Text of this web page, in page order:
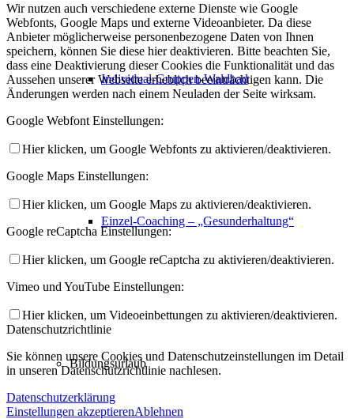
Individual-Gruppen-Waldbad
Einzel-Coaching – „Gesunderhaltung“
Bildungsurlaub
Wir nutzen auch verschiedene externe Dienste wie Google
Webfonts, Google Maps und externe Videoanbieter. Da diese
Anbieter möglicherweise personenbezogene Daten von Ihnen
speichern, können Sie diese hier deaktivieren. Bitte beachten Sie,
dass eine Deaktivierung dieser Cookies die Funktionalität und das
Aussehen unserer Webseite erheblich beeinträchtigen kann. Die
Änderungen werden nach einem Neuladen der Seite wirksam.
Google Webfont Einstellungen:
Hier klicken, um Google Webfonts zu aktivieren/deaktivieren.
Google Maps Einstellungen:
Hier klicken, um Google Maps zu aktivieren/deaktivieren.
Google reCaptcha Einstellungen:
Hier klicken, um Google reCaptcha zu aktivieren/deaktivieren.
Vimeo und YouTube Einstellungen:
Hier klicken, um Videoeinbettungen zu aktivieren/deaktivieren.
Datenschutzrichtlinie
Sie können unsere Cookies und Datenschutzeinstellungen im Detail
in unseren Datenschutzrichtlinie nachlesen.
Datenschutzerklärung
Einstellungen akzeptierenAblehnen